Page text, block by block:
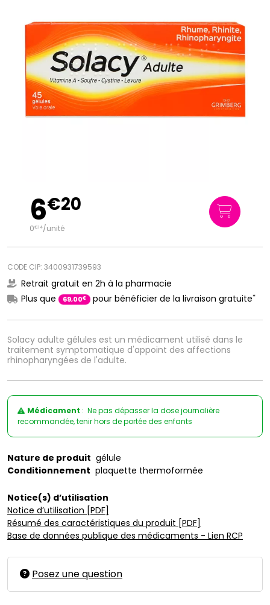
Solacy adulte gélules est un médicament utilisé dans le
traitement symptomatique d'appoint des affections
rhinopharyngées de l'adulte.
6€20
0€14/unité
CODE CIP: 3400931739593
Retrait gratuit en 2h à la pharmacie
Plus que
69,00€ pour bénéficier de la livraison gratuite*
Médicament : Ne pas dépasser la dose journalière
recommandée, tenir hors de portée des enfants
Nature de produit gélule
Conditionnement plaquette thermoformée
Notice(s) d’utilisation
Notice d’utilisation [PDF]
Résumé des caractéristiques du produit [PDF]
Base de données publique des médicaments - Lien RCP
Posez une question